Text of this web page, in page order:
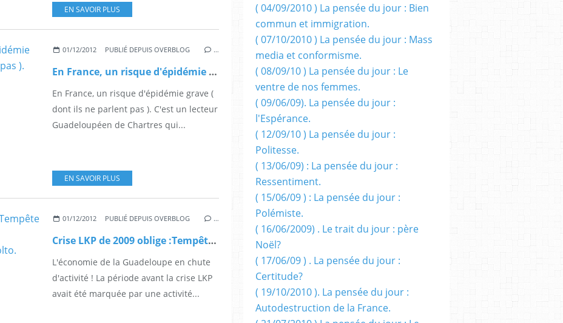
EN SAVOIR PLUS
01/12/2012 PUBLIÉ DEPUIS OVERBLOG …
En France, un risque d'épidémie grave ( dont "ils" ne parlent pas ).
En France, un risque d'épidémie grave (
dont ils ne parlent pas ). C'est un lecteur
Guadeloupéen de Chartres qui...
EN SAVOIR PLUS
01/12/2012 PUBLIÉ DEPUIS OVERBLOG …
Crise LKP de 2009 oblige :Tempête à venir sur l'économie de la Guadeloupe en 2013 par Dolto.
L'économie de la Guadeloupe en chute
d'activité ! La période avant la crise LKP
avait été marquée par une activité...
( 04/09/2010 ) La pensée du jour : Bien
commun et immigration.
( 07/10/2010 ) La pensée du jour : Mass
media et conformisme.
( 08/09/10 ) La pensée du jour : Le
ventre de nos femmes.
( 09/06/09). La pensée du jour :
l'Espérance.
( 12/09/10 ) La pensée du jour :
Politesse.
( 13/06/09) : La pensée du jour :
Ressentiment.
( 15/06/09 ) : La pensée du jour :
Polémiste.
( 16/06/2009) . Le trait du jour : père
Noël?
( 17/06/09 ) . La pensée du jour :
Certitude?
( 19/10/2010 ). La pensée du jour :
Autodestruction de la France.